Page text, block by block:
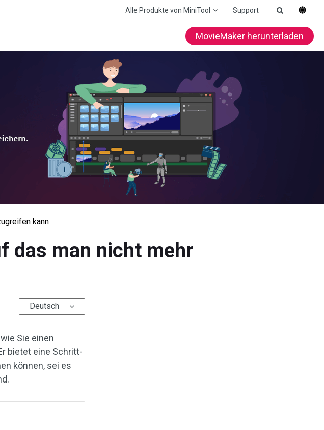
Alle Produkte von MiniTool Support
MovieMaker herunterladen
kann
das man nicht mehr
Deutsch
Sie einen
bietet eine Schritt-
können, sei es